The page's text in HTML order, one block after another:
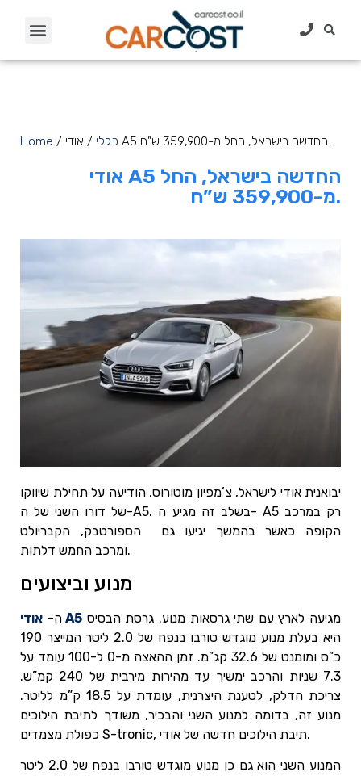
Home / כללי / אודי A5 החדשה בישראל, החל מ-359,900 ש”ח.
אודי A5 החדשה בישראל, החל
מ-359,900 ש”ח.
יבואנית אודי לישראל, צ’מפיון מוטורוס, הודיעה על תחילת שיווקו
של דורו השני של ה-A5. בשלב זה מגיע ה- A5 רק במרכב
הקופה כאשר בהמשך יגיעו גם הספורטבק, הקבריולט
ומרכב החמש דלתות.
מנוע וביצועים
ה-אודי A5
היא בעלת מנוע מוגדש טורבו בנפח של 2.0 ליטר המייצר 190
כ”ס ומומנט של 32.6 קג”מ. זמן ההאצה מ-0 ל-100 עומד על
7.3 שניות והרכב ימשיך עד מהירות מירבית של 240 קמ”ש.
צריכת הדלק, לטענת היצרנית, עומדת על 18.5 ק”מ לליטר.
מנוע זה, בדומה למנוע השני והבכיר, משודך לתיבת הילוכים
כפולת מצמדים S-tronic, תיבת הילוכים חדשה של אודי.
המנוע השני הוא גם כן מנוע מוגדש טורבו בנפח של 2.0 ליטר